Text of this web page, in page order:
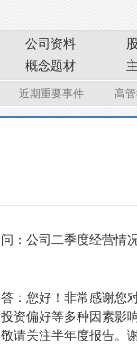
公司资料
概念题材
近期重要事件 高
问： 公司二季度经营情
答： 您好！非常感谢您
投资偏好等多种因素影
敬请关注半年度报告。